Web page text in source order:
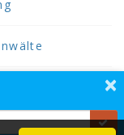
GmbH.
×